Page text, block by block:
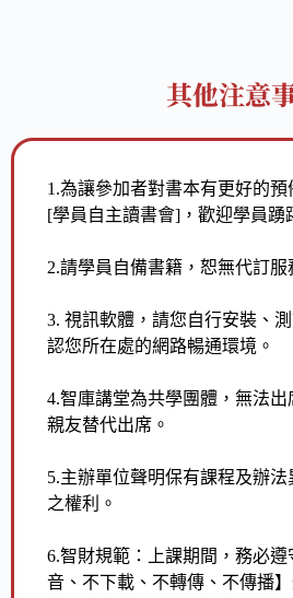
其他注意
1.為讓參加者對書本有更好的
[學員自主讀書會] ，歡迎學員踴
2.請學員自備書籍，恕無代訂服
3. 視訊軟體，請您自行安裝、
認您所在處的網路暢通環境。
4.智庫講堂為共學團體，無法出
親友替代出席。
5.主辦單位聲明保有課程及辦法
之權利。
6.智財規範：上課期間，務必
音、不下載、不轉傳、不傳播